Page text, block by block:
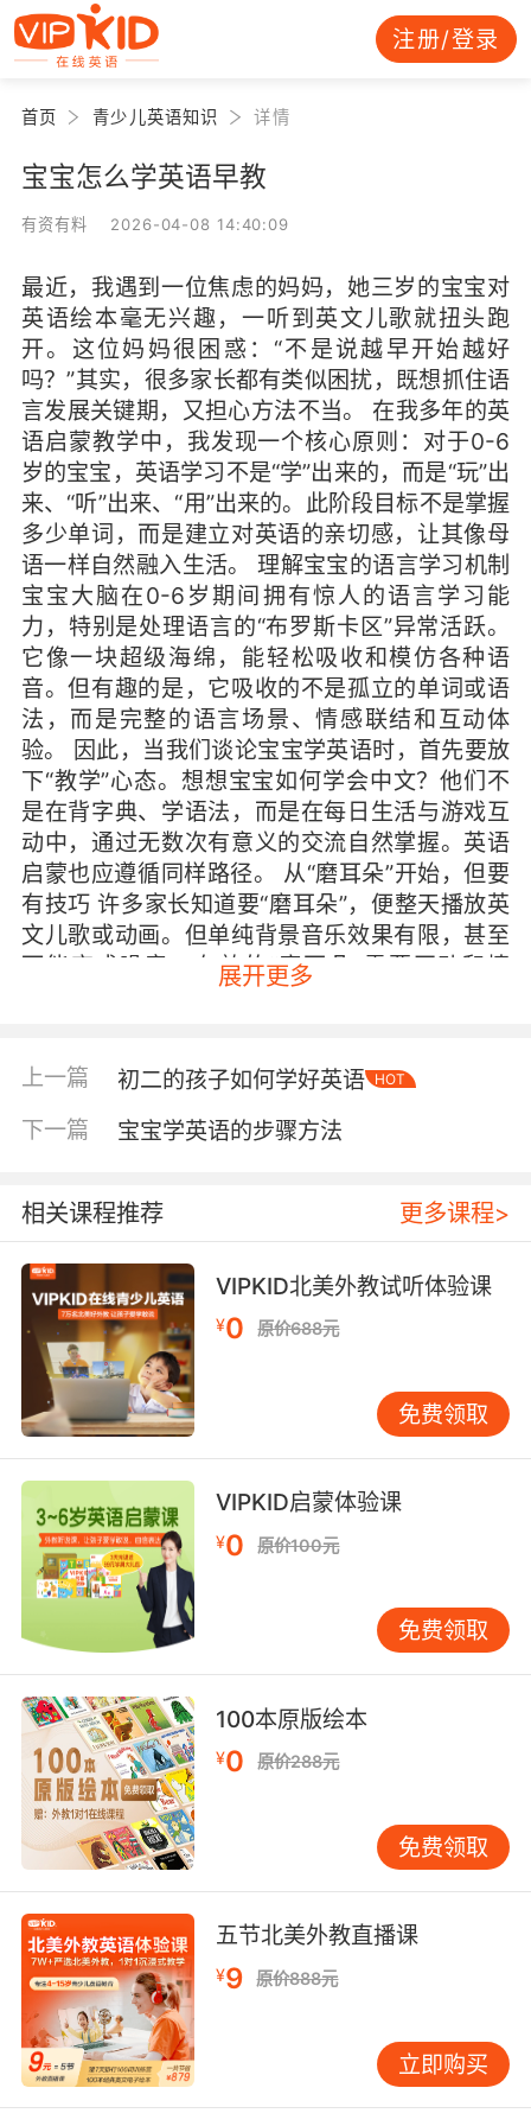
注册/登录
首页 青少儿英语知识 详情
宝宝怎么学英语早教
有资有料 2026-04-08 14:40:09
最近，我遇到一位焦虑的妈妈，她三岁的宝宝对
英语绘本毫无兴趣，一听到英文儿歌就扭头跑
开。这位妈妈很困惑：“不是说越早开始越好
吗？”其实，很多家长都有类似困扰，既想抓住语
言发展关键期，又担心方法不当。 在我多年的英
语启蒙教学中，我发现一个核心原则：对于0-6
岁的宝宝，英语学习不是“学”出来的，而是“玩”出
来、“听”出来、“用”出来的。此阶段目标不是掌握
多少单词，而是建立对英语的亲切感，让其像母
语一样自然融入生活。 理解宝宝的语言学习机制
宝宝大脑在0-6岁期间拥有惊人的语言学习能
力，特别是处理语言的“布罗斯卡区”异常活跃。
它像一块超级海绵，能轻松吸收和模仿各种语
音。但有趣的是，它吸收的不是孤立的单词或语
法，而是完整的语言场景、情感联结和互动体
验。 因此，当我们谈论宝宝学英语时，首先要放
下“教学”心态。想想宝宝如何学会中文？他们不
是在背字典、学语法，而是在每日生活与游戏互
动中，通过无数次有意义的交流自然掌握。英语
启蒙也应遵循同样路径。 从“磨耳朵”开始，但要
有技巧 许多家长知道要“磨耳朵”，便整天播放英
文儿歌或动画。但单纯背景音乐效果有限，甚至
可能变成噪音。有效的“磨耳朵”需要互动和情
境。 建议从最简单的亲子互动开始。例如洗澡
作：“Wash your face, wash your hands.” 配合
动作表情，宝宝能迅速将语言与实际意义联系。
吃饭时，指着食物说：“This is apple. Yummy!”
这样的情境学习，比听百遍录音更有效。 选择儿
《Head, Shoulders, Knees and Toes》，家长
可边唱边触摸宝宝相应身体部位。宝宝通过身体
参与，不仅记住了单词，还建立了语言与身体的
直接联系。 绘本共读：不是“读”，是“玩” 绘本是
英语启蒙的绝佳工具，但很多家长把阅读变成了
任务。宝宝不感兴趣，往往因为方式不对。 对小
月龄宝宝，选择布书、触摸书等互动性强的绘本
比内容更重要。可以这样尝试：拿起动物绘本，
先不念文字，而是模仿叫声。“Look, a cow!
Moo~ Moo~”夸张的表情和声音会立刻吸引宝
宝。或选择有翻页机关的绘本，让宝宝自己探
索，“What’s behind the door? Oh, it’s a
rabbit!” 这种猜谜式互动，宝宝会乐此不疲。 随
年龄增长，可引入简单故事绘本。但记住，不要
要求宝宝跟读或认字。你的任务是让故事生动有
趣，用不同声音扮演角色，用肢体语言演绎情
节。当宝宝要求一遍遍读同一本书时，不要不耐
烦，这正是他们在内化语言节奏和故事结构。 游
戏是最好的老师 游戏是宝宝认识世界的主要方
式，英语学习完全可以游戏化。无需复杂道具，
日常物品就能创造丰富游戏。 “寻宝游戏”是孩子
们最爱。把几个玩具藏在房间角落，用简单英语
指令引导寻找：“Find the red car. Is it under
the table?” 宝宝在寻找过程中，自然理解了方位
介词和颜色词汇。 对正在学说话的宝宝，“指认游
戏”很有效。在房间里指物品问：“Where is the
light?” 鼓励宝宝用手指。即使他们还不会说，这
个输入过程已在大脑中建立语言与实物的连接。
创设迷你英语环境 很多家长担心自己英语不好，
不敢开口。其实，宝宝英语启蒙不需要家长是专
展开更多
上一篇 初二的孩子如何学好英语 HOT
下一篇 宝宝学英语的步骤方法
相关课程推荐 更多课程>
VIPKID北美外教试听体验课
¥0 原价688元
免费领取
VIPKID启蒙体验课
¥0 原价100元
免费领取
100本原版绘本
¥0 原价288元
免费领取
五节北美外教直播课
¥9 原价888元
立即购买